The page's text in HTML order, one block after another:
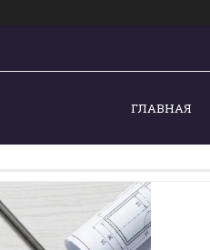
ГЛАВНАЯ